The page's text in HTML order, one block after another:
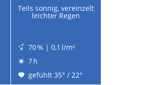
Teils sonnig, vereinzelt
leichter Regen
70 % | 0,1 l/m²
7 h
gefühlt 35° / 22°